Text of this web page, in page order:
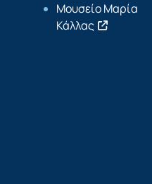
Μουσείο Μαρία
Κάλλας